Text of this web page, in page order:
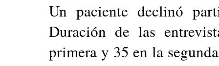
Un paciente declinó
Duración de las
primera y 35 en la